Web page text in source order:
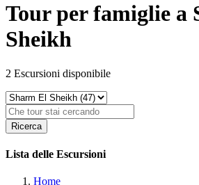
Tour per famiglie a
Sheikh
2 Escursioni disponibile
Ricerca
Lista delle Escursioni
Home